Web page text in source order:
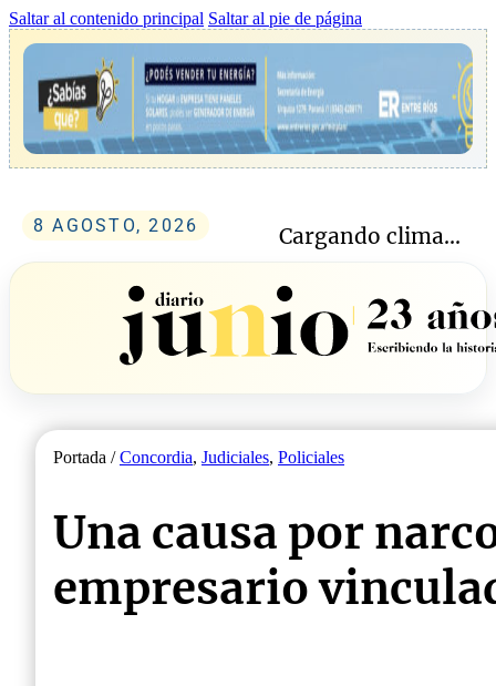
Saltar al contenido principal Saltar al pie de página
8 AGOSTO, 2026 Cargando clima...
Portada /Concordia, Judiciales, Policiales
Una causa por
empresario